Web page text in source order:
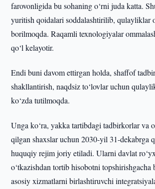
farovonligida bu sohaning o‘rni juda katta.
yuritish qoidalari soddalashtirilib, qulayliklar
borilmoqda. Raqamli texnologiyalar
qo‘l kelayotir.
Endi buni davom ettirgan holda, shaffof
shakllantirish, naqdsiz to‘lovlar uchun
ko‘zda tutilmoqda.
Unga ko‘ra, yakka tartibdagi tadbirkorlar va
qilgan shaxslar uchun 2030-yil 31-dekabrga
huquqiy rejim joriy etiladi. Ularni davlat
o‘tkazishdan tortib hisobotni topshirishgacha
asosiy xizmatlarni birlashtiruvchi